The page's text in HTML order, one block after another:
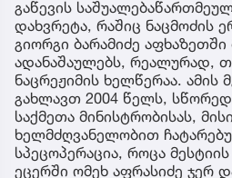
გაწევის
დახვრეტა, რაშიც ნაცმოძის
გიორგი ბარამიძე
ადანაშაულებს, რეალურად,
ნაცრეჟიმის ხელწერაა. ამის
გახლავთ 2004 წელს, სწორედ
საქმეთა მინისტრობისას,
ხელმძღვანელობით
სპეცოპერაცია, როცა
ეცერში ომეხ აფრასიძე ჯერ